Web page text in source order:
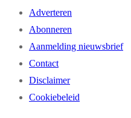
Adverteren
Abonneren
Aanmelding nieuwsbrief
Contact
Disclaimer
Cookiebeleid